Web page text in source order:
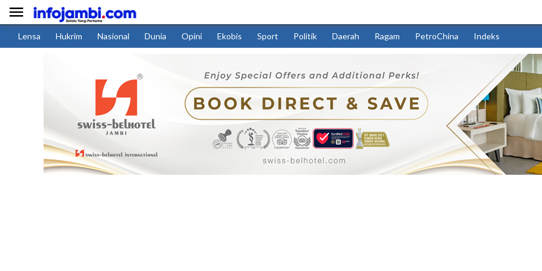

Lensa Hukrim Nasional Dunia Opini Ekobis Sport Politik Daerah Ragam PetroChina Indeks